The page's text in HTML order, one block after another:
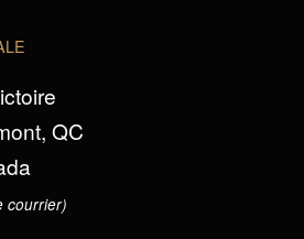
QC
courrier)